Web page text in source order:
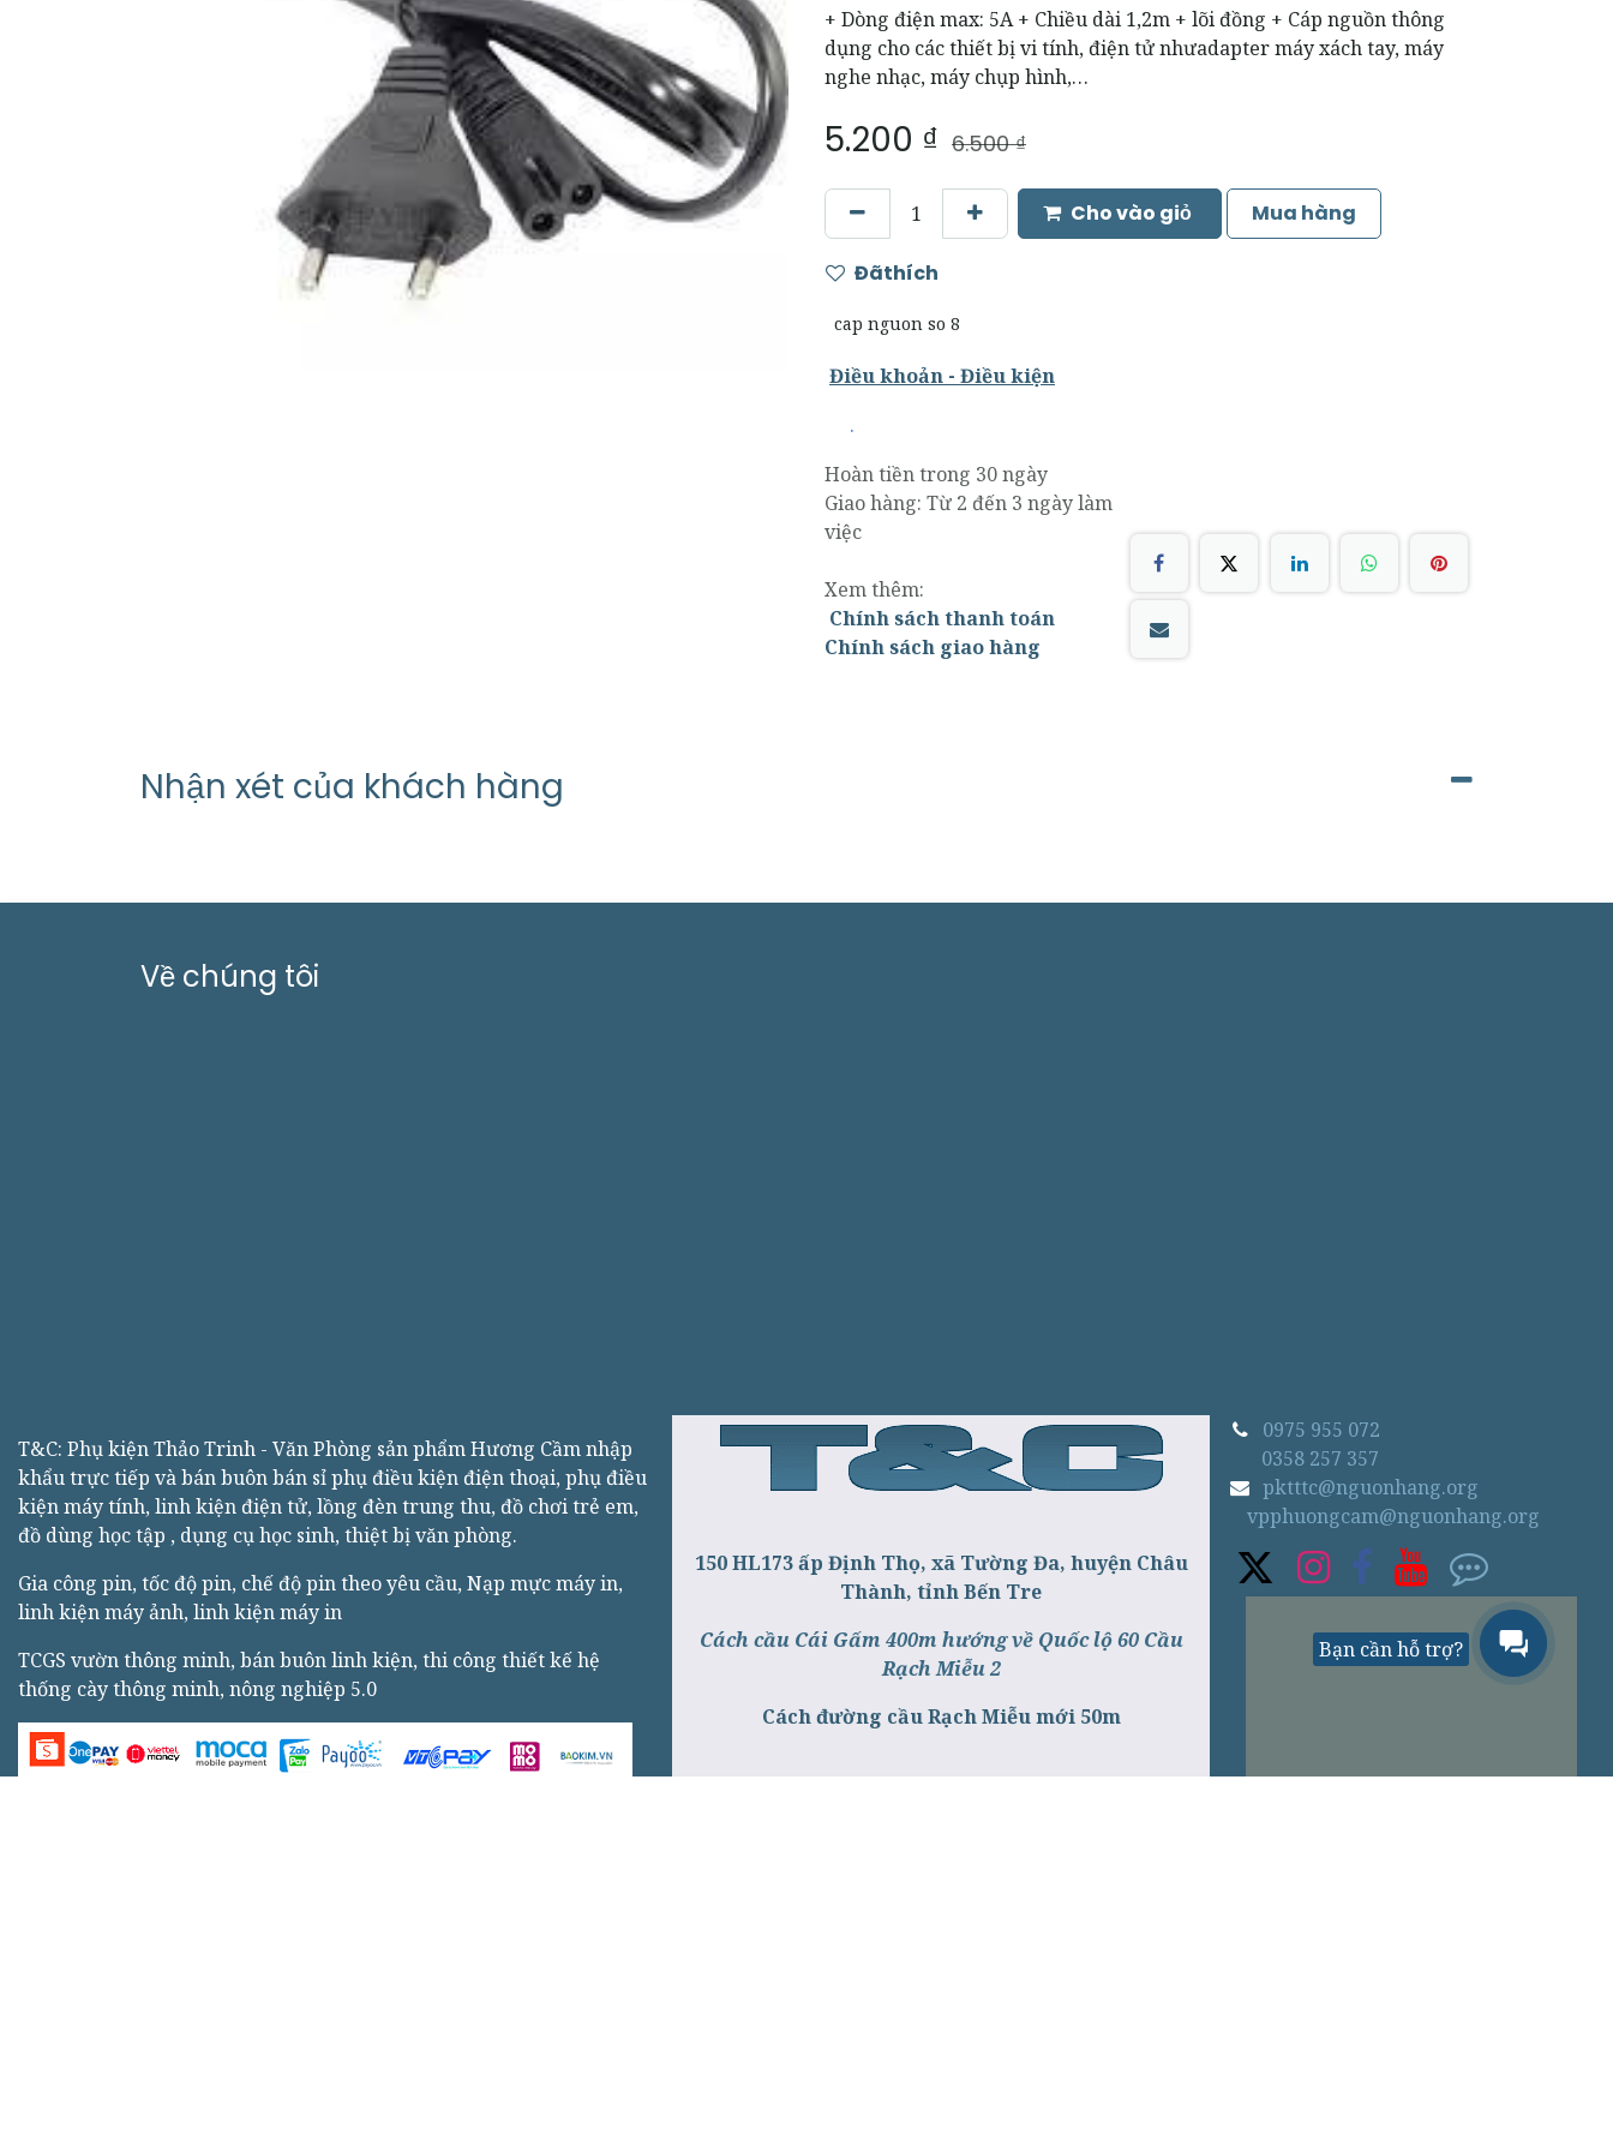
+ Dòng điện max: 5A + Chiều dài 1,2m + lõi đồng + Cáp nguồn thông
dụng cho các thiết bị vi tính, điện tử nhưadapter máy xách tay, máy
nghe nhạc, máy chụp hình,…
5.200 ₫ 6.500₫
Cho vào giỏ Mua hàng
Đãthích
cap nguon so 8
Điều khoản - Điều kiện
.
Hoàn tiền trong 30 ngày
Giao hàng: Từ 2 đến 3 ngày làm
việc
Xem thêm:
Chính sách thanh toán
Chính sách giao hàng
Nhận xét của khách hàng
Về chúng tôi
T&C: Phụ kiện Thảo Trinh - Văn Phòng sản phẩm Hương Cầm nhập
khẩu trực tiếp và bán buôn bán sỉ phụ điều kiện điện thoại, phụ điều
kiện máy tính, linh kiện điện tử, lồng đèn trung thu, đồ chơi trẻ em,
đồ dùng học tập , dụng cụ học sinh, thiệt bị văn phòng.
Gia công pin, tốc độ pin, chế độ pin theo yêu cầu, Nạp mực máy in,
linh kiện máy ảnh, linh kiện máy in
TCGS vườn thông minh, bán buôn linh kiện, thi công thiết kế hệ
thống cày thông minh, nông nghiệp 5.0
150 HL173 ấp Định Thọ, xã Tường Đa, huyện Châu
Thành, tỉnh Bến Tre
Cách cầu Cái Gấm 400m hướng về Quốc lộ 60 Cầu
Rạch Miễu 2
Cách đường cầu Rạch Miễu mới 50m
0975 955 072
0358 257 357
pktttc@nguonhang.org
vpphuongcam@nguonhang.org
Bạn cần hỗ trợ?